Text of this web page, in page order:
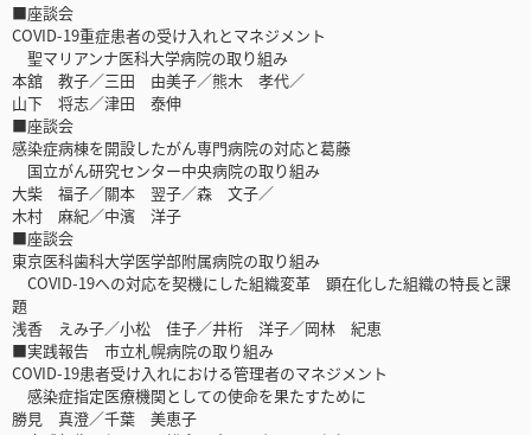
■座談会
COVID-19重症患者の受け入れとマネジメント
聖マリアンナ医科大学病院の取り組み
本舘 教子／三田 由美子／熊木 孝代／
山下 将志／津田 泰伸
■座談会
感染症病棟を開設したがん専門病院の対応と葛藤
国立がん研究センター中央病院の取り組み
大柴 福子／關本 翌子／森 文子／
木村 麻紀／中濱 洋子
■座談会
東京医科歯科大学医学部附属病院の取り組み
COVID-19への対応を契機にした組織変革 顕在化した組織の特長と課
題
浅香 えみ子／小松 佳子／井桁 洋子／岡林 紀恵
■実践報告 市立札幌病院の取り組み
COVID-19患者受け入れにおける管理者のマネジメント
感染症指定医療機関としての使命を果たすために
勝見 真澄／千葉 美恵子